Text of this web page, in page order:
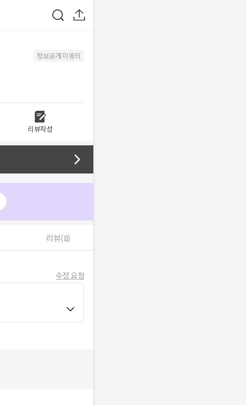
정보공개 미동의
리뷰작성
리뷰(8)
수정 요청